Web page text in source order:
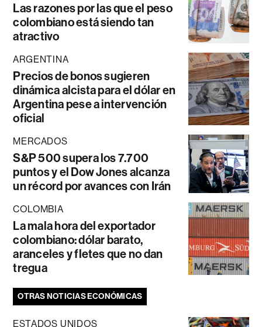
Las razones por las que el peso
colombiano está siendo tan
atractivo
ARGENTINA
Precios de bonos sugieren
dinámica alcista para el dólar en
Argentina pese a intervención
oficial
MERCADOS
S&P 500 supera los 7.700
puntos y el Dow Jones alcanza
un récord por avances con Irán
COLOMBIA
La mala hora del exportador
colombiano: dólar barato,
aranceles y fletes que no dan
tregua
OTRAS NOTICIAS ECONÓMICAS
ESTADOS UNIDOS